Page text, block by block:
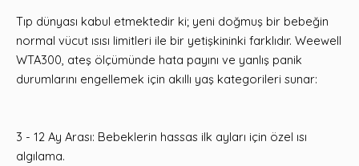
Tıp dünyası kabul etmektedir ki; yeni doğmuş bir bebeğin
normal vücut ısısı limitleri ile bir yetişkininki farklıdır. Weewell
WTA300, ateş ölçümünde hata payını ve yanlış panik
durumlarını engellemek için akıllı yaş kategorileri sunar:
3 - 12 Ay Arası: Bebeklerin hassas ilk ayları için özel ısı
algılama.